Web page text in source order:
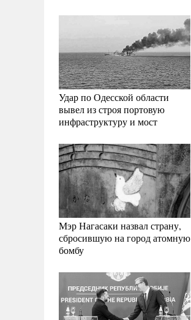
Удар по Одесской области
вывел из строя портовую
инфраструктуру и мост
Мэр Нагасаки назвал страну,
сбросившую на город атомную
бомбу